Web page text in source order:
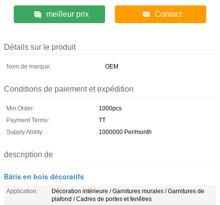
meilleur prix Contact
Détails sur le produit
Nom de marque: OEM
Conditions de paiement et expédition
Min Order:
1000pcs
Payment Terms:
TT
Supply Ability:
1000000 Per/month
description de
Bâtis en bois décoratifs
Application:
Décoration intérieure / Garnitures murales / Garnitures de
plafond / Cadres de portes et fenêtres